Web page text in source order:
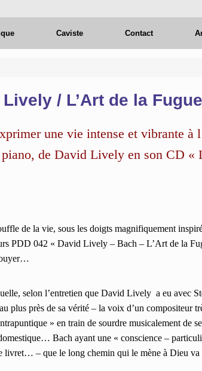
Caviste Contact
/ L’Art de la Fugue
une vie intense et vibrante à
de David Lively en son CD «
de la vie, sous les doigts magnifiquement
PDD 042 « David Lively – Bach – L’Art de la
selon l’entretien que David Lively a eu avec
plus près de sa vérité – la voix d’un compositeur
» en train de sourdre musicalement de
Bach ayant une « conscience –
livret… – que le long chemin qui le mène à Dieu